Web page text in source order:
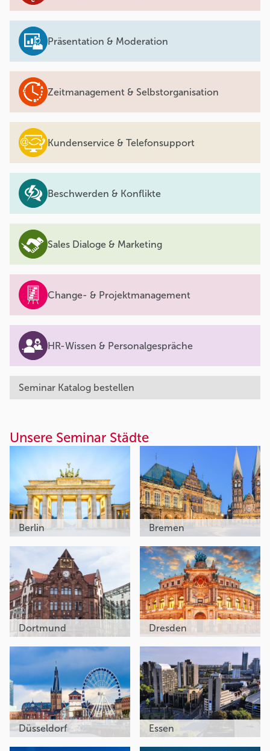
Präsentation & Moderation
Zeitmanagement & Selbstorganisation
Kundenservice & Telefonsupport
Beschwerden & Konflikte
Sales Dialoge & Marketing
Change- & Projektmanagement
HR-Wissen & Personalgespräche
Seminar Katalog bestellen
Unsere Seminar Städte
Berlin Bremen
Dortmund Dresden
Düsseldorf Essen